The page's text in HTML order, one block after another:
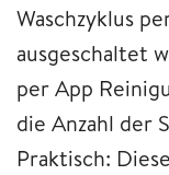
Waschzyklus
ausgeschaltet
per App
die Anzahl der
Praktisch: